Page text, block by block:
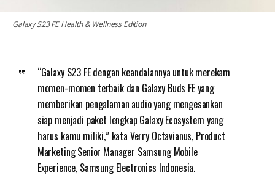
Galaxy S23 FE Health & Wellness Edition
“Galaxy S23 FE dengan keandalannya untuk merekam
momen-momen terbaik dan Galaxy Buds FE yang
memberikan pengalaman audio yang mengesankan
siap menjadi paket lengkap Galaxy Ecosystem yang
harus kamu miliki,” kata Verry Octavianus, Product
Marketing Senior Manager Samsung Mobile
Experience, Samsung Electronics Indonesia.